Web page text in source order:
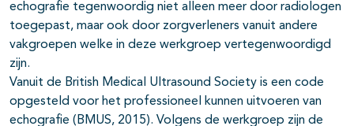
echografie tegenwoordig niet alleen meer door radiologen
toegepast, maar ook door zorgverleners vanuit andere
vakgroepen welke in deze werkgroep vertegenwoordigd
zijn.
Vanuit de British Medical Ultrasound Society is een code
opgesteld voor het professioneel kunnen uitvoeren van
echografie (BMUS, 2015). Volgens de werkgroep zijn de